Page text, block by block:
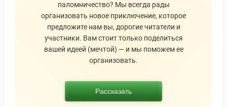
паломничество? Мы всегда рады
организовать новое приключение, которое
предложите нам вы, дорогие читатели и
участники. Вам стоит только поделиться
вашей идеей (мечтой) — и мы поможем ее
организовать.
Рассказать